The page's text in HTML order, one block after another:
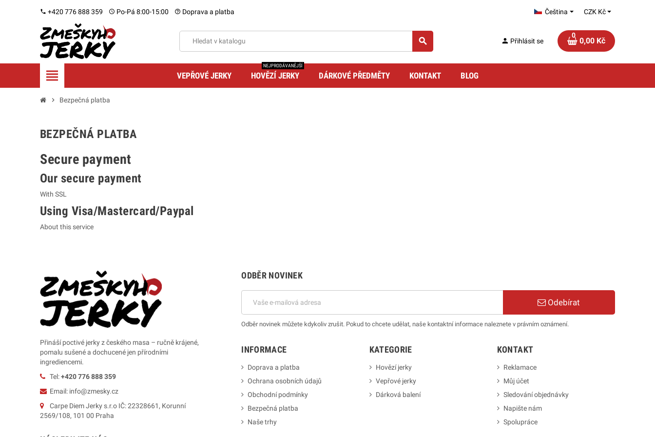
phone +420 776 888 359 schedule Po-Pá 8:00-15:00 help_outline Doprava a platba Čeština CZK Kč
search person Přihlásit se
0
0,00 Kč
view_headline VEPŘOVÉ JERKY HOVĚZÍ JERKY
NEJPRODÁVANĚJŠÍ
DÁRKOVÉ PŘEDMĚTY KONTAKT BLOG
chevron_right Bezpečná platba
BEZPEČNÁ PLATBA
Secure payment
Our secure payment
With SSL
Using Visa/Mastercard/Paypal
About this service
Přináší poctivé jerky z českého masa – ručně krájené,
pomalu sušené a dochucené jen přírodními
ingrediencemi.
Tel:+420 776 888 359
Email: info@zmesky.cz
Carpe Diem Jerky s.r.o IČ: 22328661, Korunní
2569/108, 101 00 Praha
ODBĚR NOVINEK
Odebírat
Odběr novinek můžete kdykoliv zrušit. Pokud to chcete udělat, naše kontaktní informace naleznete v právním oznámení.
INFORMACE
Doprava a platba
Ochrana osobních údajů
Obchodní podmínky
Bezpečná platba
Naše trhy
KATEGORIE
Hovězí jerky
Vepřové jerky
Dárková balení
KONTAKT
Reklamace
Můj účet
Sledování objednávky
Napište nám
Spolupráce